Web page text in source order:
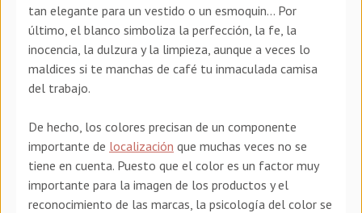
tan elegante para un vestido o un esmoquin… Por
último, el blanco simboliza la perfección, la fe, la
inocencia, la dulzura y la limpieza, aunque a veces lo
maldices si te manchas de café tu inmaculada camisa
del trabajo.
De hecho, los colores precisan de un componente
importante de localización que muchas veces no se
tiene en cuenta. Puesto que el color es un factor muy
importante para la imagen de los productos y el
reconocimiento de las marcas, la psicología del color se